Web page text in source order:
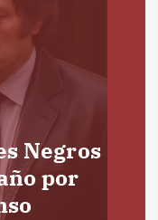
Negros
por